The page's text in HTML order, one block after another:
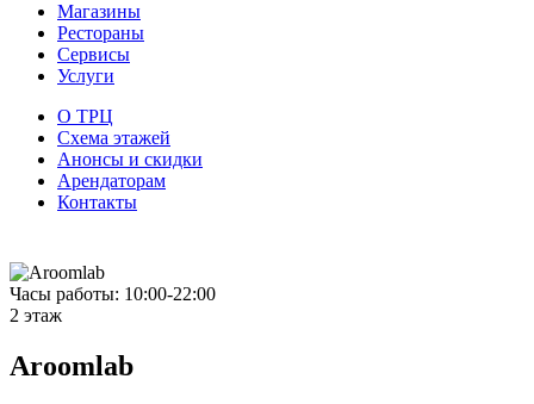
Магазины
Рестораны
Сервисы
Услуги
О ТРЦ
Схема этажей
Анонсы и скидки
Арендаторам
Контакты
Часы работы: 10:00-22:00
2 этаж
Aroomlab